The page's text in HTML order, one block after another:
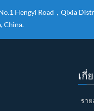
Hengyi Road，Qixia
China.
เกี่
รา